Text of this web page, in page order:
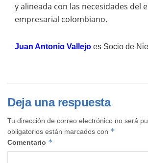
y alineada con las necesidades del
empresarial colombiano.
Juan Antonio Vallejo es Socio de
Deja una respuesta
Tu dirección de correo electrónico no será
obligatorios están marcados con *
Comentario *